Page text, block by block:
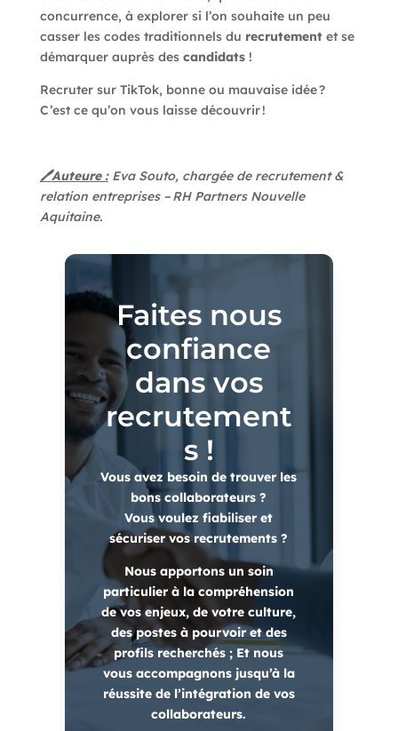
concurrence, à explorer si l’on souhaite un peu
casser les codes traditionnels du recrutementet se
démarquer auprès des candidats!
Recruter sur TikTok, bonne ou mauvaise idée?
C’est ce qu’on vous laisse découvrir!
🖊Auteure :Eva Souto, chargée de recrutement &
relation entreprises – RH Partners Nouvelle
Aquitaine.
Faites nous
confiance
dans vos
recrutement
s !
Vous avez besoin de trouver les
bons collaborateurs ?
Vous voulezfiabiliser et
sécuriser vos recrutements ?
Nous apportons un soin
particulier à la compréhension
de vos enjeux, de votre culture,
des postes à pourvoir et des
profils recherchés ; Et nous
vous accompagnons jusqu’à la
réussite de l’intégration de vos
collaborateurs.